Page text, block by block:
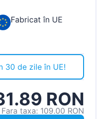
Fabricat în UE
30 de zile în UE!
RON
Fara taxa: 109.00 RON